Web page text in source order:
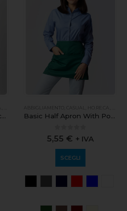
PROFESSIONALE
Half apron with large pocket
ABBIGLIAMENTO CASUAL HO.RE.CA.
Basic Half Apron With Pocket
0 out of 5
5,55 € + IVA
SCEGLI